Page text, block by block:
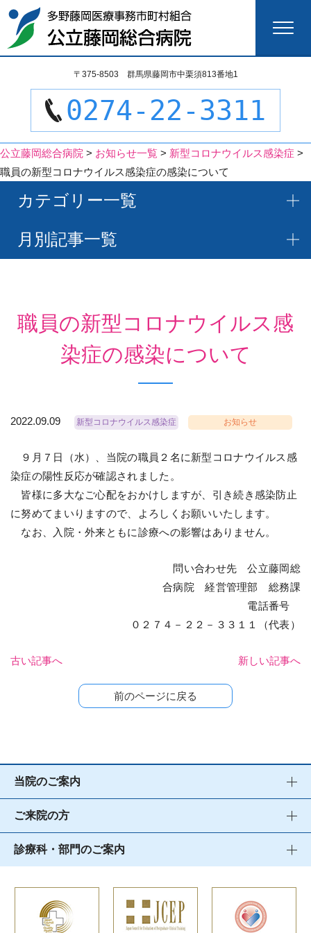
検
索:
〒375-8503 群馬県藤岡市中栗須813番地1
0274-22-3311
公立藤岡総合病院 > お知らせ一覧 > 新型コロナウイルス感染症 >
職員の新型コロナウイルス感染症の感染について
カテゴリー一覧
月別記事一覧
職員の新型コロナウイルス感
染症の感染について
2022.09.09 新型コロナウイルス感染症 お知らせ
９月７日（水）、当院の職員２名に新型コロナウイルス感
染症の陽性反応が確認されました。
皆様に多大なご心配をおかけしますが、引き続き感染防止
に努めてまいりますので、よろしくお願いいたします。
なお、入院・外来ともに診療への影響はありません。
問い合わせ先 公立藤岡総
合病院 経営管理部 総務課
電話番号
０２７４－２２－３３１１（代表）
古い記事へ 新しい記事へ
前のページに戻る
当院のご案内
ご来院の方
診療科・部門のご案内